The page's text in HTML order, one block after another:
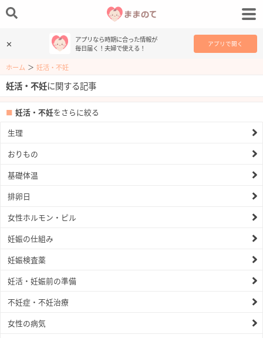
✕
アプリなら時期に合った情報が
毎日届く！夫婦で使える！
アプリで開く
ホーム ＞ 妊活・不妊
妊活・不妊に関する記事
妊活・不妊をさらに絞る
生理
おりもの
基礎体温
排卵日
女性ホルモン・ピル
妊娠の仕組み
妊娠検査薬
妊活・妊娠前の準備
不妊症・不妊治療
女性の病気